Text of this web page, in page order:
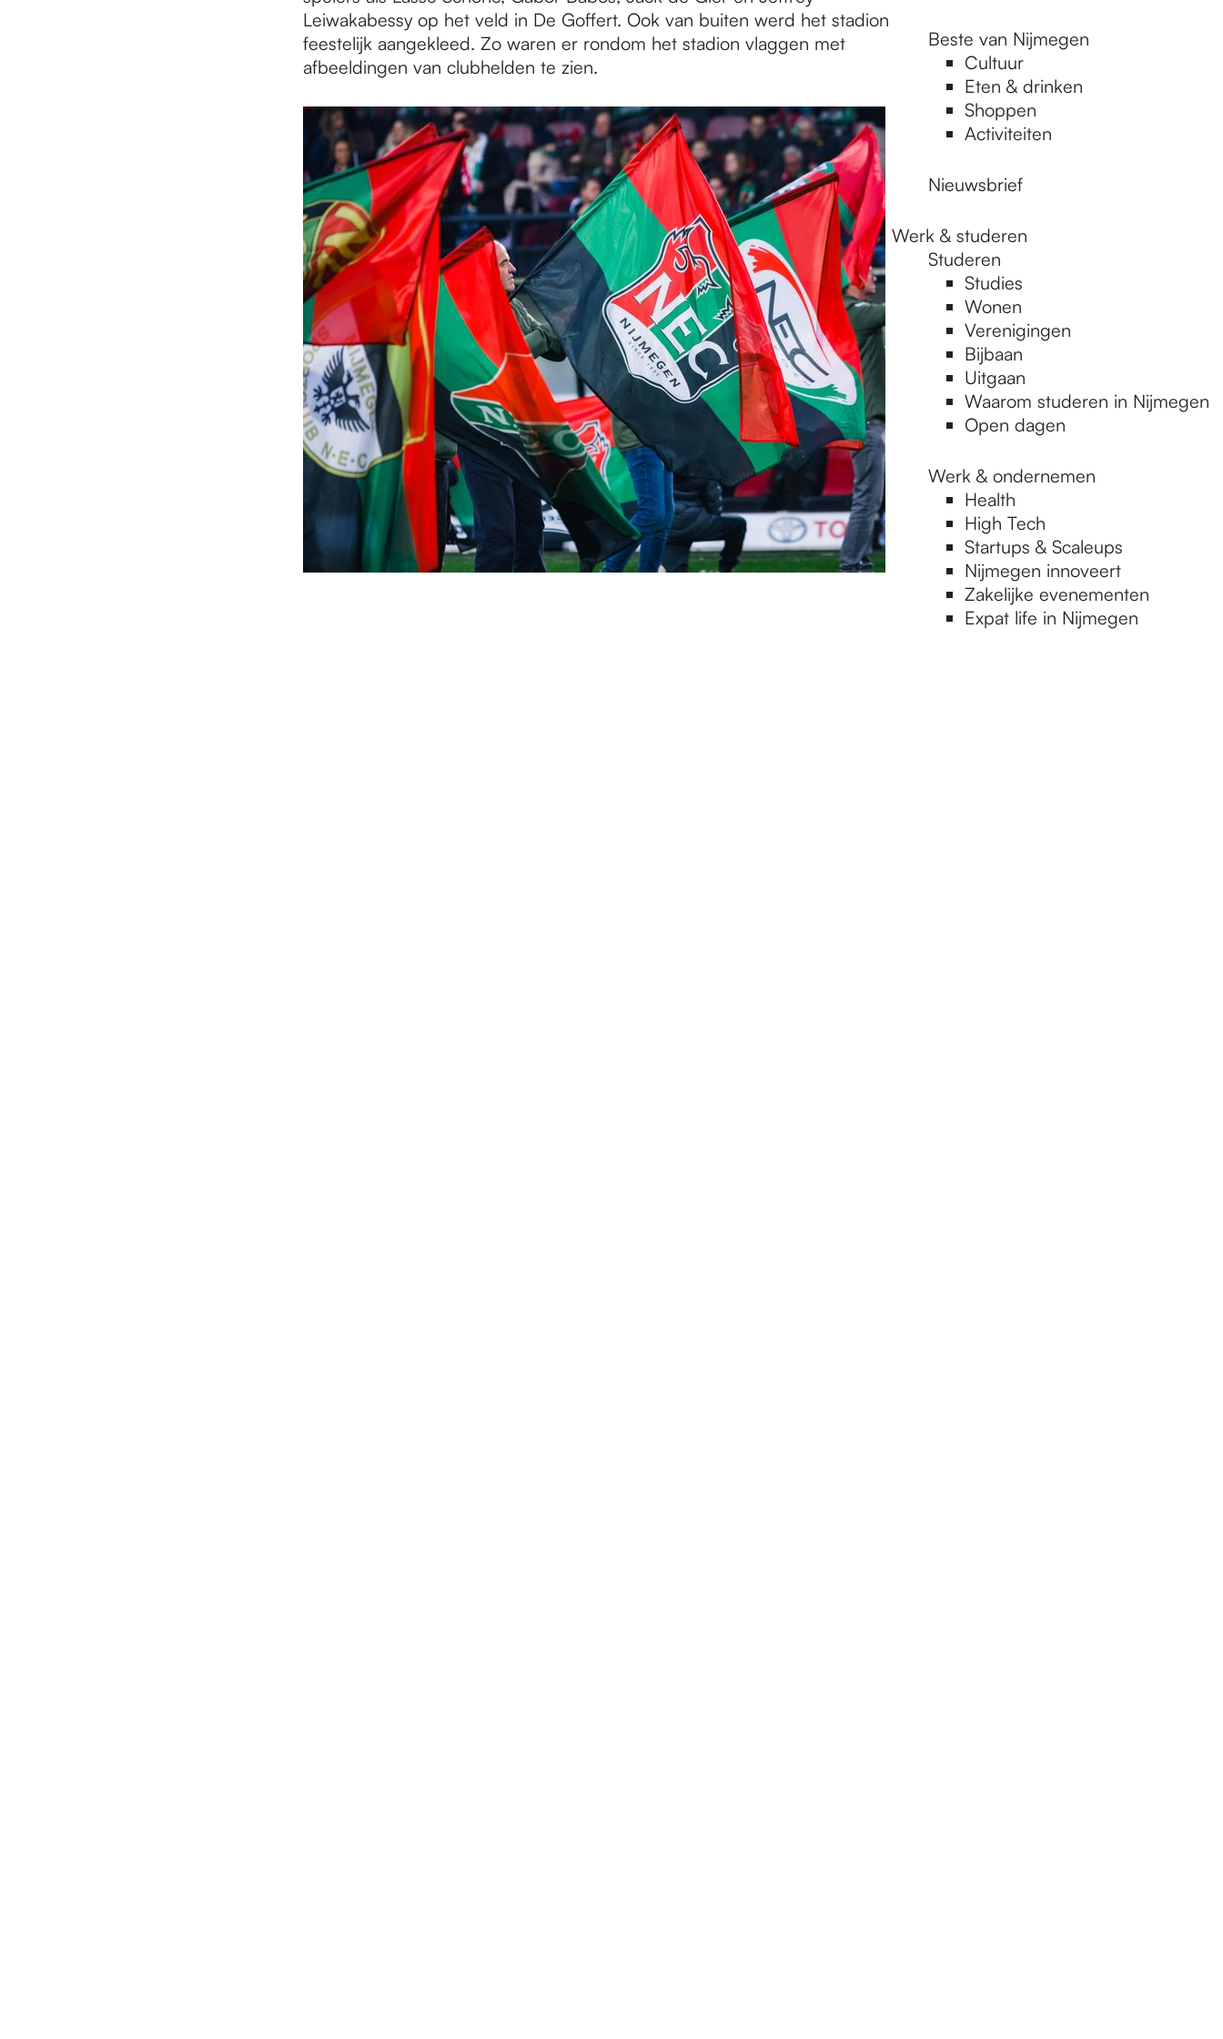
Beste van Nijmegen
Cultuur
Eten & drinken
Shoppen
Activiteiten
Nieuwsbrief
Werk & studeren
Studeren
Studies
Wonen
Verenigingen
Bijbaan
Uitgaan
Waarom studeren in Nijmegen
Open dagen
Werk & ondernemen
Health
High Tech
Startups & Scaleups
Nijmegen innoveert
Zakelijke evenementen
Expat life in Nijmegen
Leiwakabessy op het veld in De Goffert. Ook van buiten werd het stadion
feestelijk aangekleed. Zo waren er rondom het stadion vlaggen met
afbeeldingen van clubhelden te zien.